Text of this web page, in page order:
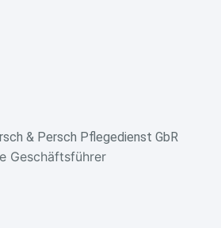
& Persch Pflegedienst GbR
Geschäftsführer